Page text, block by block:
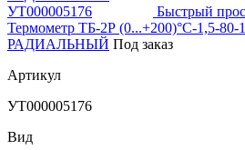
Быстрый
Термометр ТБ-2Р (0...+200)°С-1,5-
РАДИАЛЬНЫЙ Под заказ
Артикул
УТ000005176
Вид